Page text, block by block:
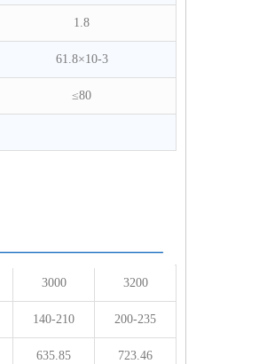
1.8
61.8×10-3
≤80
3000 3200
140-210 200-235
635.85 723.46